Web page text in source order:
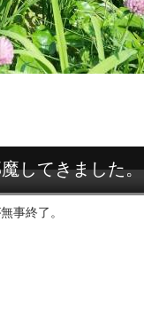
してきました。
事終了。